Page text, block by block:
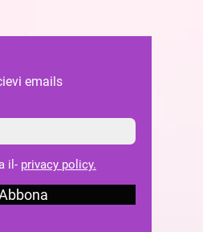
emails
il- privacy policy.